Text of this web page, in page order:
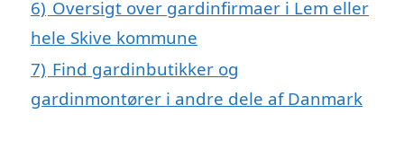
6) Oversigt over gardinfirmaer i Lem eller
hele Skive kommune
7) Find gardinbutikker og
gardinmontører i andre dele af Danmark